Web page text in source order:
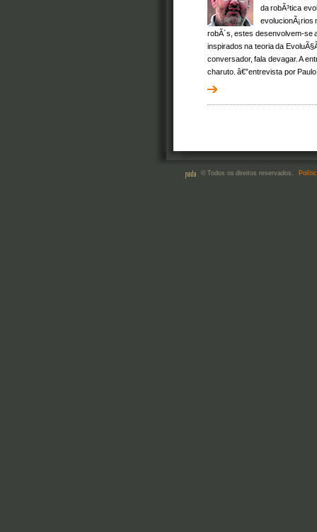
da robÃ³tica
evolucionÃ¡rios
robÃ´s, estes desenvolvem-se
inspirados na teoria da
conversador, fala devagar. A
charuto. â€”entrevista por
© Todos os direitos reservados.